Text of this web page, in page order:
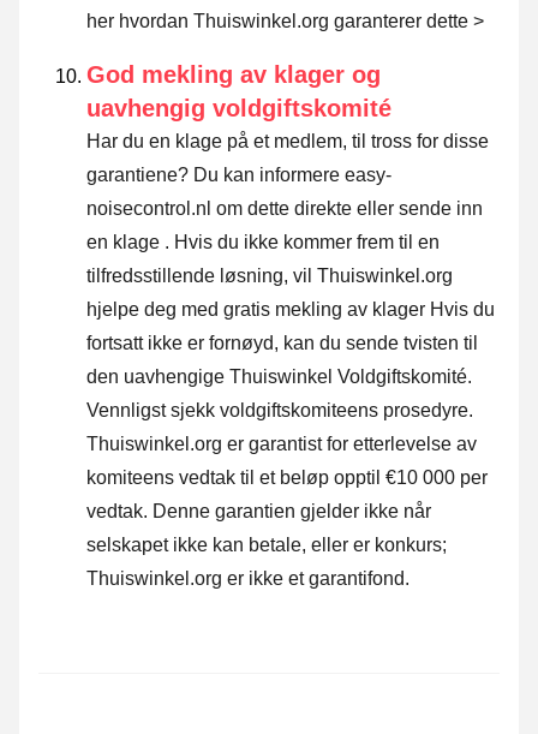
her hvordan Thuiswinkel.org garanterer dette >
God mekling av klager og
uavhengig voldgiftskomité
Har du en klage på et medlem, til tross for disse
garantiene? Du kan informere easy-
noisecontrol.nl om dette direkte eller sende inn
en klage . Hvis du ikke kommer frem til en
tilfredsstillende løsning, vil Thuiswinkel.org
hjelpe deg med gratis mekling av klager Hvis du
fortsatt ikke er fornøyd, kan du sende tvisten til
den uavhengige Thuiswinkel Voldgiftskomité.
Vennligst sjekk voldgiftskomiteens prosedyre.
Thuiswinkel.org er garantist for etterlevelse av
komiteens vedtak til et beløp opptil €10 000 per
vedtak. Denne garantien gjelder ikke når
selskapet ikke kan betale, eller er konkurs;
Thuiswinkel.org er ikke et garantifond.